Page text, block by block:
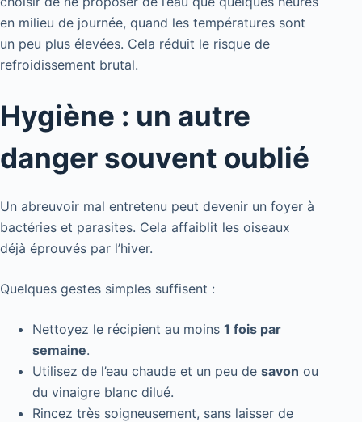
en milieu de journée, quand les températures sont
un peu plus élevées. Cela réduit le risque de
refroidissement brutal.
Hygiène : un autre
danger souvent oublié
Un abreuvoir mal entretenu peut devenir un foyer à
bactéries et parasites. Cela affaiblit les oiseaux
déjà éprouvés par l’hiver.
Quelques gestes simples suffisent :
Nettoyez le récipient au moins 1 fois par
semaine.
Utilisez de l’eau chaude et un peu de savon ou
du vinaigre blanc dilué.
Rincez très soigneusement, sans laisser de